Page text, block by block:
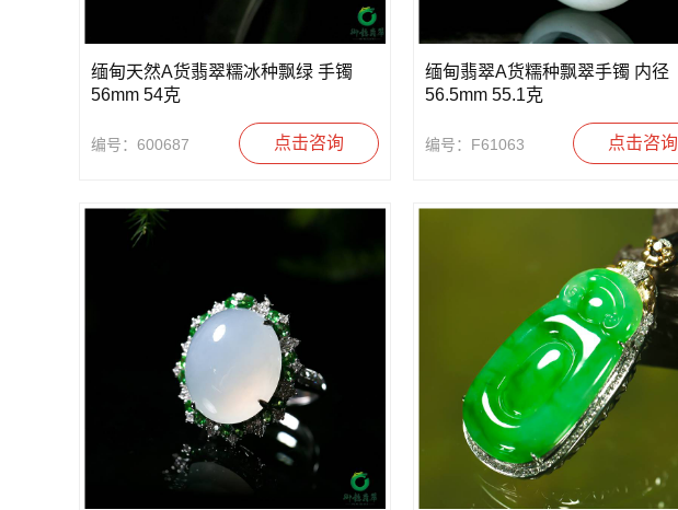
缅甸天然A货翡翠糯冰种飘绿 手镯
56mm 54克
编号：600687 点击咨询
缅甸翡翠A货糯种飘翠手镯 内径
56.5mm 55.1克
编号：F61063 点击咨询